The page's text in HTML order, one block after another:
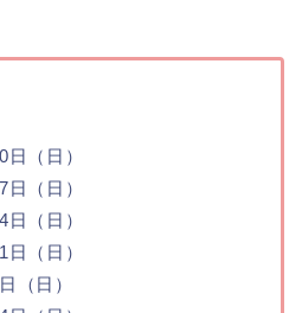
（日）
（日）
（日）
（日）
（日）